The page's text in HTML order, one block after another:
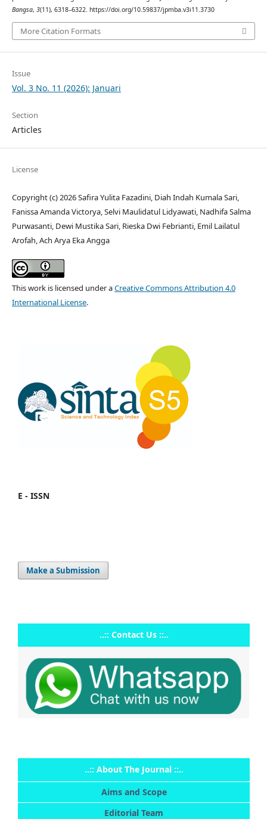
Bangsa, 3(11), 6318–6322. https://doi.org/10.59837/jpmba.v3i11.3730
More Citation Formats
Issue
Vol. 3 No. 11 (2026): Januari
Section
Articles
License
Copyright (c) 2026 Safira Yulita Fazadini, Diah Indah Kumala Sari,
Fanissa Amanda Victorya, Selvi Maulidatul Lidyawati, Nadhifa Salma
Purwasanti, Dewi Mustika Sari, Rieska Dwi Febrianti, Emil Lailatul
Arofah, Ach Arya Eka Angga
This work is licensed under aCreative Commons Attribution 4.0
International License.
E - ISSN
Make a Submission
..:: Contact Us ::..
..:: About The Journal ::..
Aims and Scope
Editorial Team